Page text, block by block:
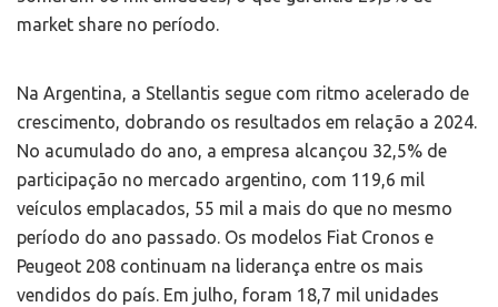
market share no período.
Na Argentina, a Stellantis segue com ritmo acelerado de
crescimento, dobrando os resultados em relação a 2024.
No acumulado do ano, a empresa alcançou 32,5% de
participação no mercado argentino, com 119,6 mil
veículos emplacados, 55 mil a mais do que no mesmo
período do ano passado. Os modelos Fiat Cronos e
Peugeot 208 continuam na liderança entre os mais
vendidos do país. Em julho, foram 18,7 mil unidades